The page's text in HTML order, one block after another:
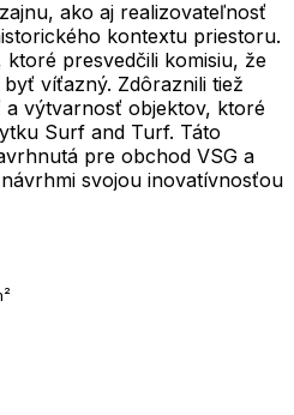
ako aj realizovateľnosť
kontextu priestoru.
presvedčili komisiu, že
víťazný. Zdôraznili tiež
výtvarnosť objektov, ktoré
Surf and Turf. Táto
pre obchod VSG a
svojou inovatívnosťou